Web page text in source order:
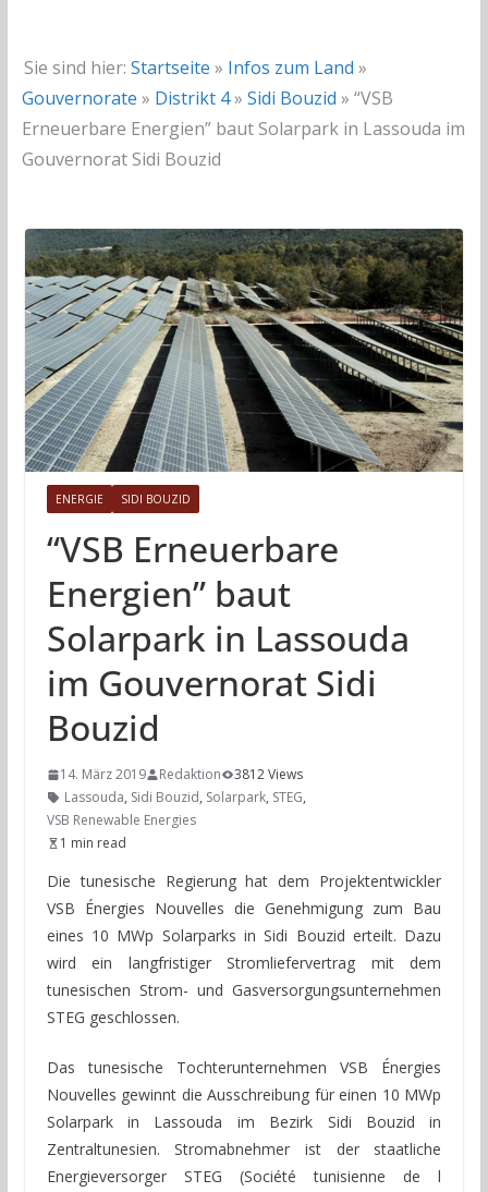
Sie sind hier: Startseite » Infos zum Land »
Gouvernorate » Distrikt 4» Sidi Bouzid » “VSB
Erneuerbare Energien” baut Solarpark in Lassouda im
Gouvernorat Sidi Bouzid
ENERGIE SIDI BOUZID
“VSB Erneuerbare
Energien” baut
Solarpark in Lassouda
im Gouvernorat Sidi
Bouzid
14. März 2019 Redaktion
3812 Views
Lassouda, Sidi Bouzid, Solarpark, STEG,
VSB Renewable Energies
1 min read
Die tunesische Regierung hat dem Projektentwickler
VSB Énergies Nouvelles die Genehmigung zum Bau
eines 10 MWp Solarparks in Sidi Bouzid erteilt. Dazu
wird ein langfristiger Stromliefervertrag mit dem
tunesischen Strom- und Gasversorgungsunternehmen
STEG geschlossen.
Das tunesische Tochterunternehmen VSB Énergies
Nouvelles gewinnt die Ausschreibung für einen 10 MWp
Solarpark in Lassouda im Bezirk Sidi Bouzid in
Zentraltunesien. Stromabnehmer ist der staatliche
Energieversorger STEG (Société tunisienne de l